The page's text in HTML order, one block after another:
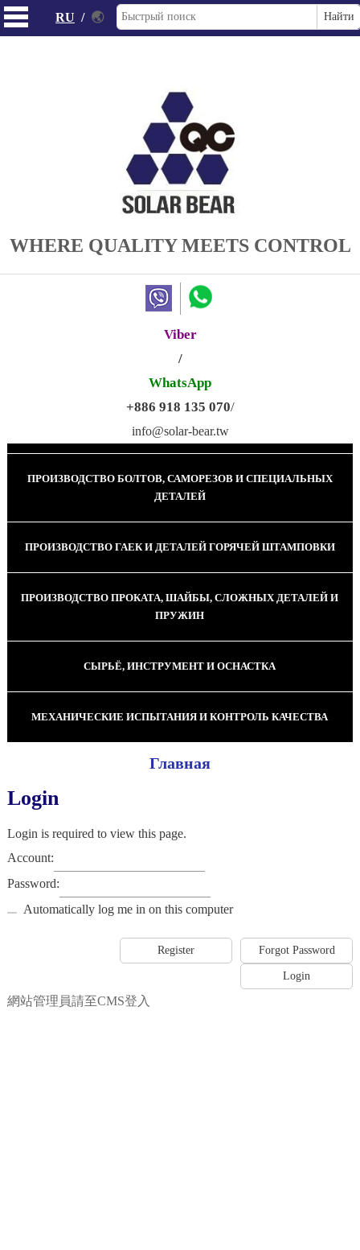
WHERE QUALITY MEETS CONTROL
Viber
/
WhatsApp
+886 918 135 070/
info@solar-bear.tw
RU / 🌏
ПРОИЗВОДСТВО КАЛИБРОВАННОЙ ПРОВОЛОКИ
ПРОИЗВОДСТВО БОЛТОВ, САМОРЕЗОВ И СПЕЦИАЛЬНЫХ
ДЕТАЛЕЙ
ПРОИЗВОДСТВО ГАЕК И ДЕТАЛЕЙ ГОРЯЧЕЙ ШТАМПОВКИ
ПРОИЗВОДСТВО ПРОКАТА, ШАЙБЫ, СЛОЖНЫХ ДЕТАЛЕЙ И
ПРУЖИН
СЫРЬЁ, ИНСТРУМЕНТ И ОСНАСТКА
МЕХАНИЧЕСКИЕ ИСПЫТАНИЯ И КОНТРОЛЬ КАЧЕСТВА
Главная
Login
Login is required to view this page.
Account:
Password:
Automatically log me in on this computer
網站管理員請至CMS登入